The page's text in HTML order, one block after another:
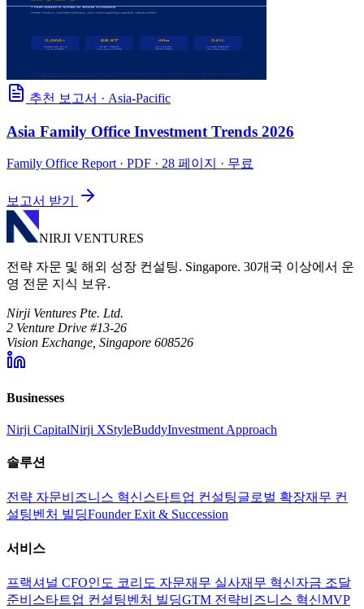
추천 보고서 · Asia-Pacific
Asia Family Office Investment Trends 2026
Family Office Report· PDF · 28 페이지 · 무료
보고서 받기
NIRJI VENTURES
전략 자문 및 해외 성장 컨설팅. Singapore. 30개국 이상에서 운
영 전문 지식 보유.
Nirji Ventures Pte. Ltd.
2 Venture Drive #13-26
Vision Exchange, Singapore 608526
Businesses
Nirji CapitalNirji XStyleBuddyInvestment Approach
솔루션
전략 자문비즈니스 혁신스타트업 컨설팅글로벌 확장재무 컨
설팅벤처 빌딩Founder Exit & Succession
서비스
프랙셔널 CFO인도 코리도 자문재무 실사재무 혁신자금 조달
준비 스타트업 컨설팅벤처 빌딩GTM 전략비즈니스 혁신MVP